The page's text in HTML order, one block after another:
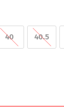
40 40.5